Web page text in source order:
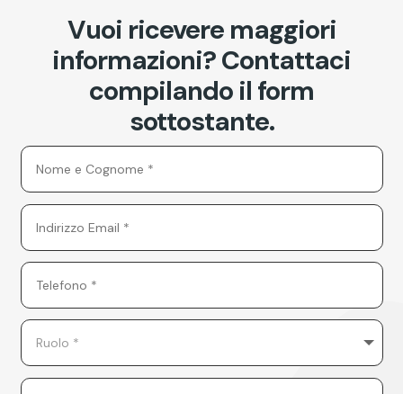
Vuoi ricevere maggiori
informazioni? Contattaci
compilando il form
sottostante.